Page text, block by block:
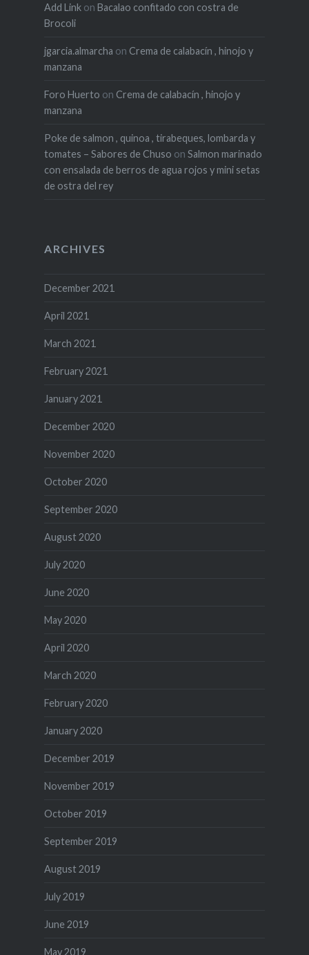
Add Linkon Bacalao confitado con costra de
Brocoli
jgarcia.almarcha on Crema de calabacín , hinojo y
manzana
Foro Huerto on Crema de calabacín , hinojo y
manzana
Poke de salmon , quinoa , tirabeques, lombarda y
tomates – Sabores de Chuso on Salmon marinado
con ensalada de berros de agua rojos y mini setas
de ostra del rey
ARCHIVES
December 2021
April 2021
March 2021
February 2021
January 2021
December 2020
November 2020
October 2020
September 2020
August 2020
July 2020
June 2020
May 2020
April 2020
March 2020
February 2020
January 2020
December 2019
November 2019
October 2019
September 2019
August 2019
July 2019
June 2019
May 2019